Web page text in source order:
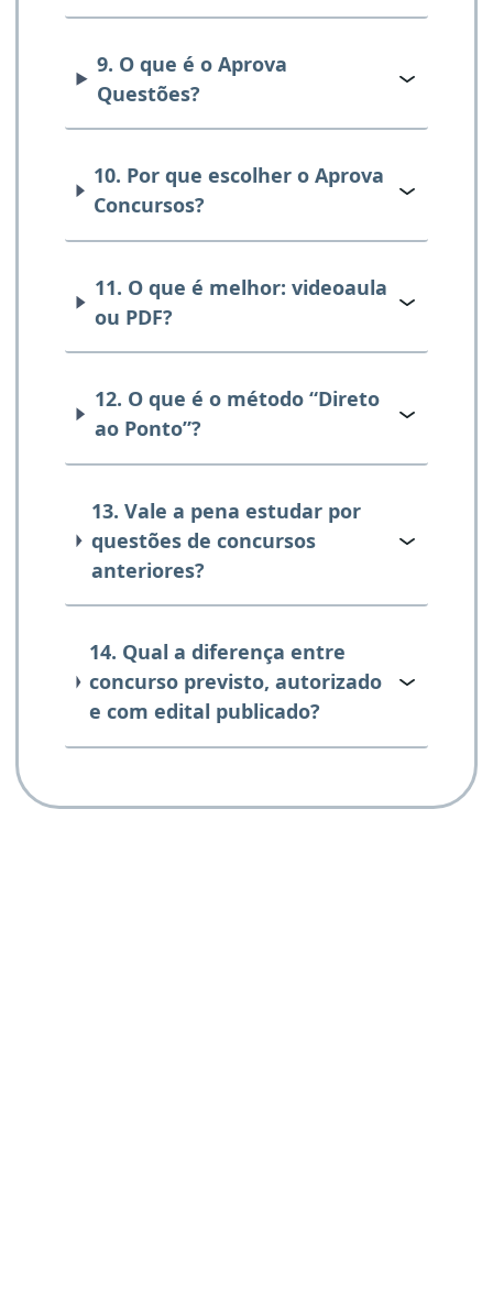
9. O que é o Aprova
Questões?
10. Por que escolher o Aprova
Concursos?
11. O que é melhor: videoaula
ou PDF?
12. O que é o método “Direto
ao Ponto”?
13. Vale a pena estudar por
questões de concursos
anteriores?
14. Qual a diferença entre
concurso previsto, autorizado
e com edital publicado?